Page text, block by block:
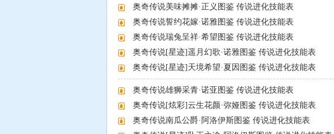
奥奇传说美味摊摊·正义图鉴 传说进化技能表
奥奇传说誓约花嫁·诺雅图鉴 传说进化技能表
奥奇传说瑞兔呈祥·希望图鉴 传说进化技能表
奥奇传说[星迹]遥月幻歌·诺雅图鉴 传说进化技能表
奥奇传说[星迹]天境希望·夏因图鉴 传说进化技能表
奥奇传说雄狮采青·诺亚图鉴 传说进化技能表
奥奇传说[炫彩]云生花颜·弥娅图鉴 传说进化技能表
奥奇传说南瓜公爵·阿洛伊斯图鉴 传说进化技能表